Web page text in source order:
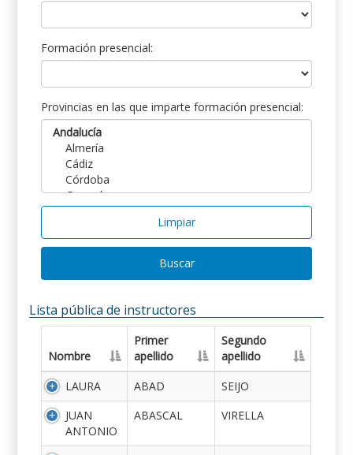
Formación presencial:
Provincias en las que imparte formación presencial:
Limpiar
Buscar
Lista pública de instructores
Nombre
Primer
apellido
Segundo
apellido
LAURA
ABAD
SEIJO
JUAN
ANTONIO
ABASCAL VIRELLA